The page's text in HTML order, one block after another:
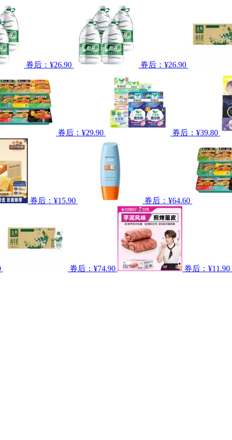
券后：¥26.90 券后：¥26.90
券后：¥29.90 券后：¥39.80
券后：¥15.90 券后：¥64.60
券后：¥74.90 券后：¥11.90